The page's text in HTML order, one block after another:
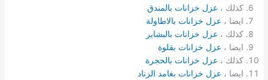
كذلك ، عزل خزانات بالمندق
ايضا ، عزل خزانات بالاطاولة
كذلك ، عزل خزانات بالبشاير
ايضا ، عزل خزانات بقلوة
كذلك ، عزل خزانات بالحجرة
ايضا ، عزل خزانات بغامد الزناد